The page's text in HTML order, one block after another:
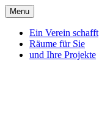
Menu
Ein Verein schafft
Räume für Sie
und Ihre Projekte